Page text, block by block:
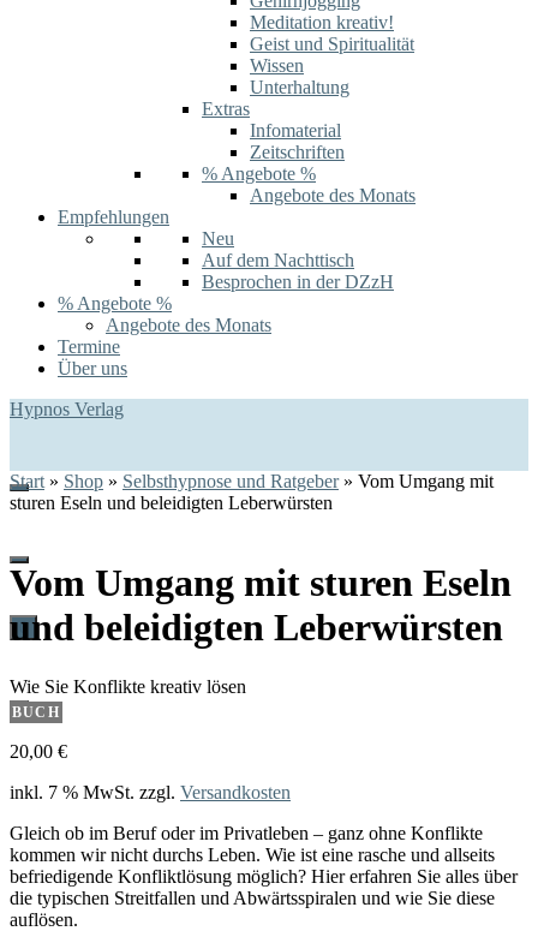
Meditation kreativ!
Geist und Spiritualität
Wissen
Unterhaltung
Extras
Infomaterial
Zeitschriften
% Angebote %
Angebote des Monats
Empfehlungen
Neu
Auf dem Nachttisch
Besprochen in der DZzH
% Angebote %
Angebote des Monats
Termine
Über uns
Hypnos Verlag
0
Start » Shop » Selbsthypnose und Ratgeber » Vom Umgang mit
sturen Eseln und beleidigten Leberwürsten
Vom Umgang mit sturen Eseln
und beleidigten Leberwürsten
Wie Sie Konflikte kreativ lösen
BUCH
20,00 €
inkl. 7 % MwSt. zzgl. Versandkosten
Gleich ob im Beruf oder im Privatleben – ganz ohne Konflikte
kommen wir nicht durchs Leben. Wie ist eine rasche und allseits
befriedigende Konfliktlösung möglich? Hier erfahren Sie alles über
die typischen Streitfallen und Abwärtsspiralen und wie Sie diese
auflösen.